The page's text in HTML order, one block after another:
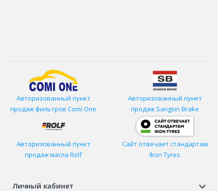
Авторизованный пункт
продаж фильтров Comi One
Авторизованный пункт
продаж Sangsin Brake
Авторизованный пункт
продаж масла Rolf
Сайт отвечает стандартам
Ikon Tyres
Личный кабинет